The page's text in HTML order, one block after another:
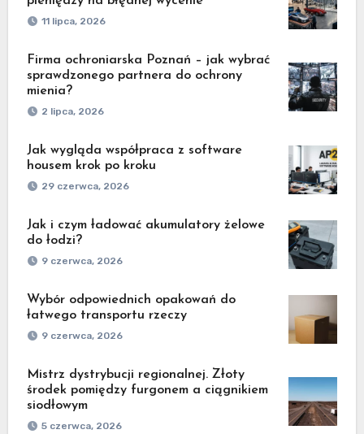
11 lipca, 2026
Firma ochroniarska Poznań – jak wybrać
sprawdzonego partnera do ochrony
mienia?
2 lipca, 2026
Jak wygląda współpraca z software
housem krok po kroku
29 czerwca, 2026
Jak i czym ładować akumulatory żelowe
do łodzi?
9 czerwca, 2026
Wybór odpowiednich opakowań do
łatwego transportu rzeczy
9 czerwca, 2026
Mistrz dystrybucji regionalnej. Złoty
środek pomiędzy furgonem a ciągnikiem
siodłowym
5 czerwca, 2026